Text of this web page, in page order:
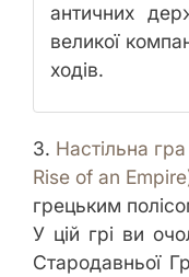
античних
великої
ходів.
3. Настільна
Rise of an
грецьким
У цій грі ви
Стародавньої